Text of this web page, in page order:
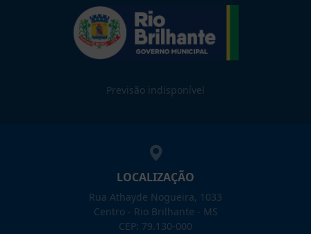
Previsão indisponível
LOCALIZAÇÃO
Rua Athayde Nogueira, 1033
Centro - Rio Brilhante - MS
CEP: 79.130-000